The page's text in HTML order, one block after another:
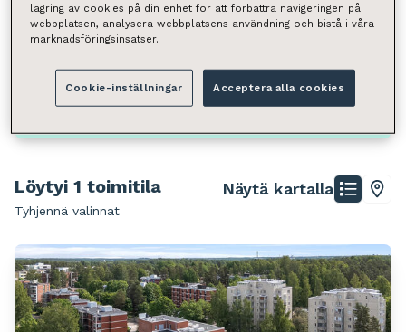
Voit hakea kunnan, kaupunginosan, katuosoitteen tai
postinumeron perusteella.
Hae
Löytyi 1 toimitila
Tyhjennä valinnat
Näytä kartalla
lagring av cookies på din enhet för att förbättra navigeringen på
webbplatsen, analysera webbplatsens användning och bistå i våra
marknadsföringsinsatser.
Cookie-inställningar Acceptera alla cookies